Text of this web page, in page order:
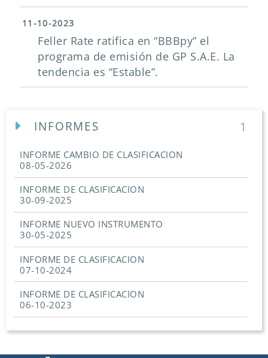
11-10-2023
Feller Rate ratifica en “BBBpy” el
programa de emisión de GP S.A.E. La
tendencia es “Estable”.
INFORMES 1
INFORME CAMBIO DE CLASIFICACION
08-05-2026
INFORME DE CLASIFICACION
30-09-2025
INFORME NUEVO INSTRUMENTO
30-05-2025
INFORME DE CLASIFICACION
07-10-2024
INFORME DE CLASIFICACION
06-10-2023